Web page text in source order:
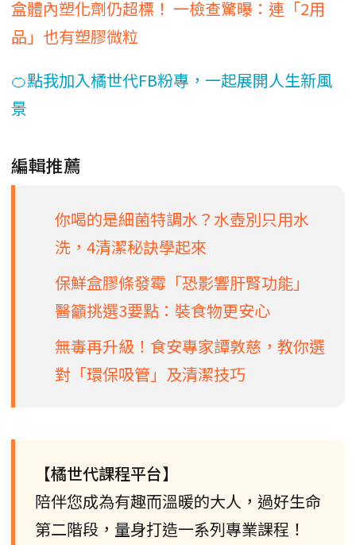
盒體內塑化劑仍超標！ 一檢查驚曝：連「2用
品」也有塑膠微粒
🍊點我加入橘世代FB粉專，一起展開人生新風
景
編輯推薦
你喝的是細菌特調水？水壺別只用水
洗，4清潔秘訣學起來
保鮮盒膠條發霉「恐影響肝腎功能」
醫籲挑選3要點：裝食物更安心
無毒再升級！食安專家譚敦慈，教你選
對「環保吸管」及清潔技巧
【橘世代課程平台】
陪伴您成為有趣而溫暖的大人，過好生命
第二階段，量身打造一系列專業課程！